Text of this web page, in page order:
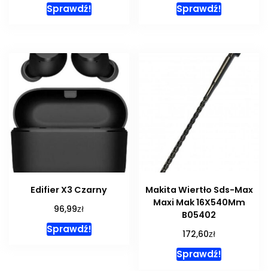
Sprawdź! Sprawdź!
Edifier X3 Czarny
96,99zł
Sprawdź!
Makita Wiertło Sds-Max
Maxi Mak 16X540Mm
B05402
172,60zł
Sprawdź!